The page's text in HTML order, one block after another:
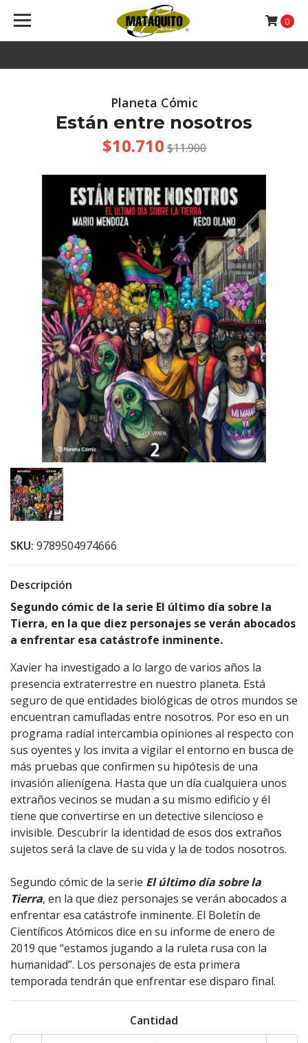
0
Planeta Cómic
Están entre nosotros
$10.710 $11.900
SKU: 9789504974666
Descripción
Segundo cómic de la serie El último día sobre la
Tierra, en la que diez personajes se verán abocados
a enfrentar esa catástrofe inminente.
Xavier ha investigado a lo largo de varios años la
presencia extraterrestre en nuestro planeta. Está
seguro de que entidades biológicas de otros mundos se
encuentran camufladas entre nosotros. Por eso en un
programa radial intercambia opiniones al respecto con
sus oyentes y los invita a vigilar el entorno en busca de
más pruebas que confirmen su hipótesis de una
invasión alienígena. Hasta que un día cualquiera unos
extraños vecinos se mudan a su mismo edificio y él
tiene que convertirse en un detective silencioso e
invisible. Descubrir la identidad de esos dos extraños
sujetos será la clave de su vida y la de todos nosotros.
Segundo cómic de la serie El último día sobre la
Tierra, en la que diez personajes se verán abocados a
enfrentar esa catástrofe inminente. El Boletín de
Científicos Atómicos dice en su informe de enero de
2019 que “estamos jugando a la ruleta rusa con la
humanidad”. Los personajes de esta primera
temporada tendrán que enfrentar ese disparo final.
Cantidad